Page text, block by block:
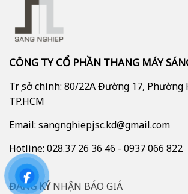
CÔNG TY CỔ PHẦN THANG MÁY
Trụ sở chính: 80/22A Đường 17, Phường
TP.HCM
Email: sangnghiepjsc.kd@gmail.com
Hotline: 028.37 26 36 46 - 0937 066 822
ĐĂNG KÝNHẬN BÁO GIÁ